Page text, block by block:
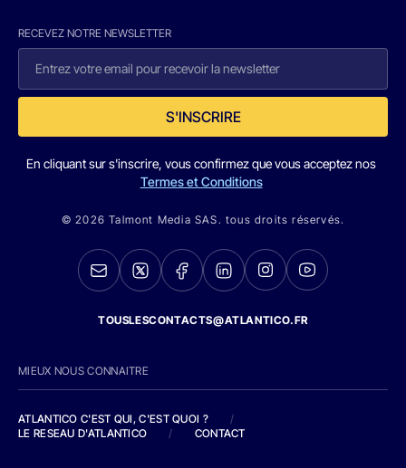
RECEVEZ NOTRE NEWSLETTER
S'INSCRIRE
En cliquant sur s'inscrire, vous confirmez que vous acceptez nos
Termes et Conditions
© 2026 Talmont Media SAS. tous droits réservés.
TOUSLESCONTACTS@ATLANTICO.FR
MIEUX NOUS CONNAITRE
ATLANTICO C'EST QUI, C'EST QUOI ?
/
LE RESEAU D'ATLANTICO
/ CONTACT